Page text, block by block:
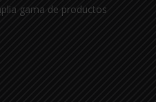
gama de productos